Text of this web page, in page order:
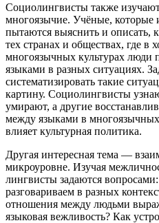
Социолингвисты также
многоязычие. Учёные, которые
пытаются выяснить и описать,
тех странах и обществах, где в
многоязычных культурах люди
языками в разных ситуациях.
систематизировать такие
картину. Социолингвисты
умирают, а другие
между языками в многоязычных
влияет культурная политика.
Другая интересная тема —
микроуровне. Изучая
лингвисты задаются
разговариваем в разных
отношения между людьми
языковая вежливость? Как